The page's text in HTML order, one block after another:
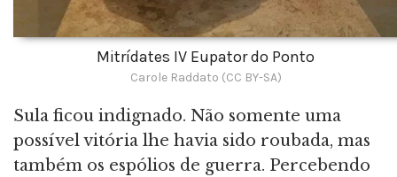
Mitrídates IV Eupator do Ponto
Carole Raddato (CC BY-SA)
Sula ficou indignado. Não somente uma
possível vitória lhe havia sido roubada, mas
também os espólios de guerra. Percebendo